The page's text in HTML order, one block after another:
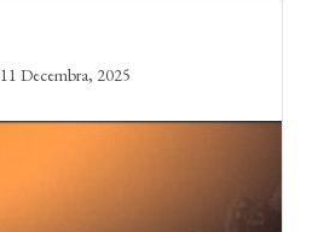
11 Decembra, 2025